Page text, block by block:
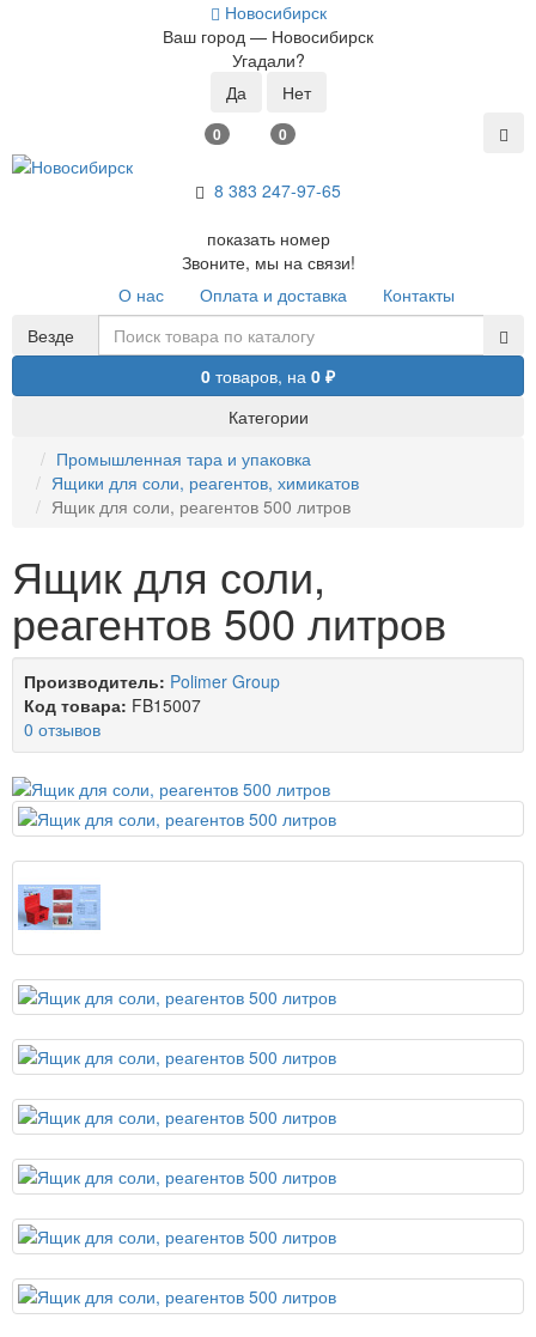
Новосибирск
Ваш город — Новосибирск
Угадали?
0 0
8 383 247-97-65
показать номер
Звоните, мы на связи!
О нас
Оплата и доставка
Контакты
Везде
0 товаров, на 0 ₽
Категории
Промышленная тара и упаковка
Ящики для соли, реагентов, химикатов
Ящик для соли, реагентов 500 литров
Ящик для соли,
реагентов 500 литров
Производитель: Polimer Group
Код товара: FB15007
0 отзывов